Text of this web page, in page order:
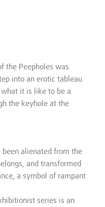
the Peepholes was
into an erotic tableau
it is like to be a
the keyhole at the
alienated from the
and transformed
a symbol of rampant
series is an